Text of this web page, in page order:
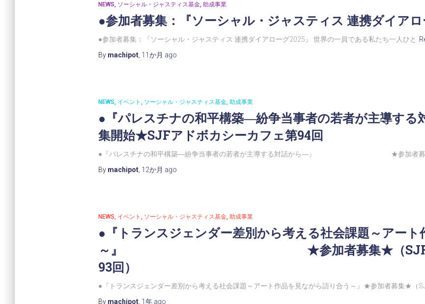
NEWS ソーシャル・ジャスティス基金 助成事業
●参加者募集：『ソーシャル・ジャスティス 連携ダイアロ
●参加者募集：『ソーシャル・ジャスティス 連携ダイアローグ2025』 世界の一員である私たち一人ひと
By machipot, 11か月 ago
NEWS イベント ソーシャル・ジャスティス基金 助成事業
●『パレスチナの和平構築―紛争当事者の若者が主導す
集開始★SJFアドボカシーカフェ第94回
●『パレスチナの和平構築―紛争当事者の若者が主導する対話から―』 ★参加者募
By machipot, 12か月 ago
NEWS イベント ソーシャル・ジャスティス基金 助成事業
●『トランスジェンダー差別から考える社会課題～アート
～』 ★参加者募集★（SJFアドボ
93回）
●『トランスジェンダー差別から考える社会課題～アート作品を見ながら語り合う～』★参加者募集★（
By machipot, 1年ago